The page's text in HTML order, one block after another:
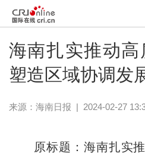
海南扎实推动
塑造区域协调发
来源： 海南日报 | 2024-02-27
原标题：海南扎实推